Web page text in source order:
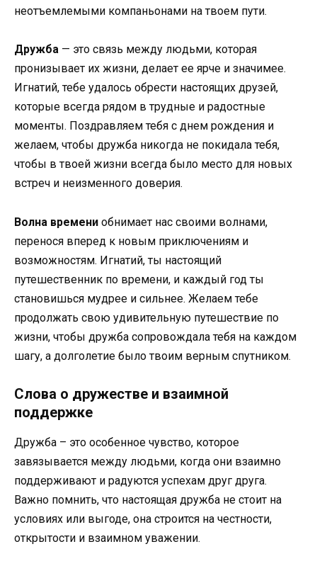
неотъемлемыми компаньонами на твоем пути.
Дружба — это связь между людьми, которая
пронизывает их жизни, делает ее ярче и значимее.
Игнатий, тебе удалось обрести настоящих друзей,
которые всегда рядом в трудные и радостные
моменты. Поздравляем тебя с днем рождения и
желаем, чтобы дружба никогда не покидала тебя,
чтобы в твоей жизни всегда было место для новых
встреч и неизменного доверия.
Волна времени обнимает нас своими волнами,
перенося вперед к новым приключениям и
возможностям. Игнатий, ты настоящий
путешественник по времени, и каждый год ты
становишься мудрее и сильнее. Желаем тебе
продолжать свою удивительную путешествие по
жизни, чтобы дружба сопровождала тебя на каждом
шагу, а долголетие было твоим верным спутником.
Слова о дружестве и взаимной
поддержке
Дружба – это особенное чувство, которое
завязывается между людьми, когда они взаимно
поддерживают и радуются успехам друг друга.
Важно помнить, что настоящая дружба не стоит на
условиях или выгоде, она строится на честности,
открытости и взаимном уважении.